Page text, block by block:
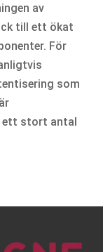
av
till ett ökat
För
som
ett stort antal